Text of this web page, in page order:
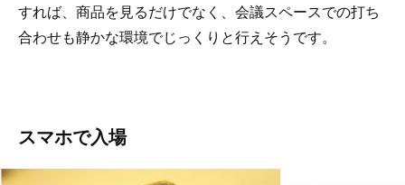
すれば、商品を見るだけでなく、会議スペースでの打ち
合わせも静かな環境でじっくりと行えそうです。
スマホで入場